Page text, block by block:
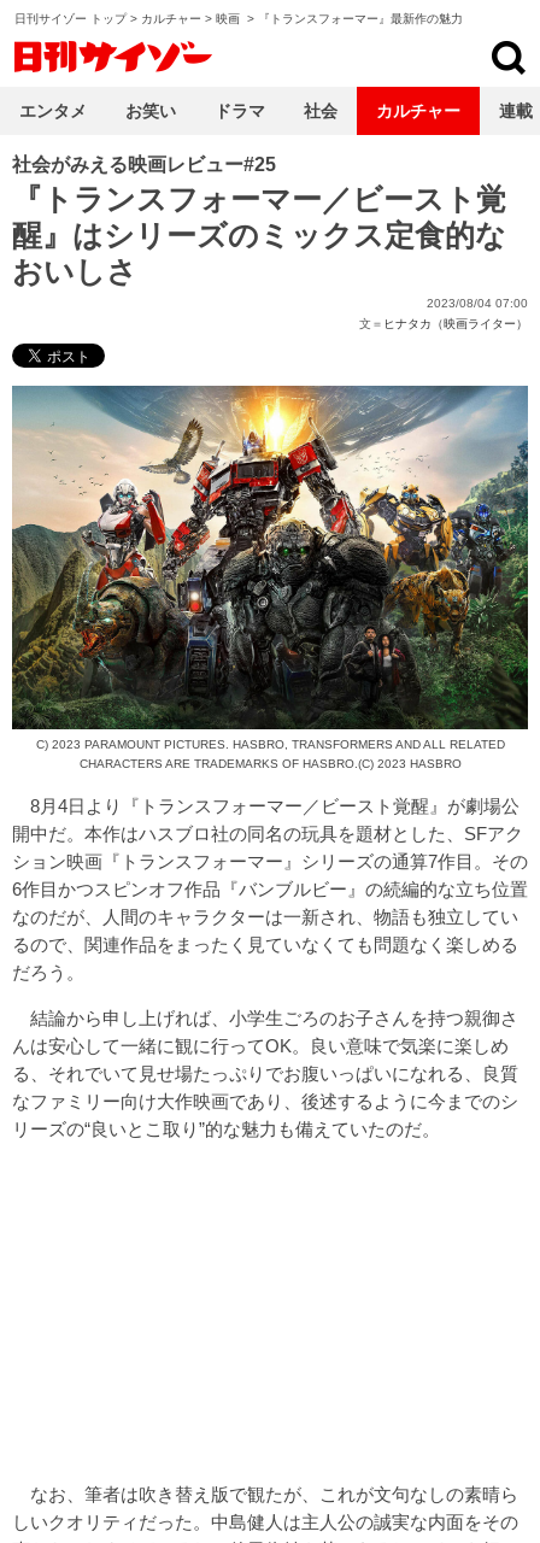
日刊サイゾー トップ> カルチャー > 映画 > 『トランスフォーマー』最新作の魅力
社会がみえる映画レビュー#25
『トランスフォーマー／ビースト覚
醒』はシリーズのミックス定食的な
おいしさ
2023/08/04 07:00
文＝ ヒナタカ（映画ライター）
C) 2023 PARAMOUNT PICTURES. HASBRO, TRANSFORMERS AND ALL RELATED
CHARACTERS ARE TRADEMARKS OF HASBRO.(C) 2023 HASBRO
8月4日より『トランスフォーマー／ビースト覚醒』が劇場公
開中だ。本作はハスブロ社の同名の玩具を題材とした、SFアク
ション映画『トランスフォーマー』シリーズの通算7作目。その
6作目かつスピンオフ作品『バンブルビー』の続編的な立ち位置
なのだが、人間のキャラクターは一新され、物語も独立してい
るので、関連作品をまったく見ていなくても問題なく楽しめる
だろう。
結論から申し上げれば、小学生ごろのお子さんを持つ親御さ
んは安心して一緒に観に行ってOK。良い意味で気楽に楽しめ
る、それでいて見せ場たっぷりでお腹いっぱいになれる、良質
なファミリー向け大作映画であり、後述するように今までのシ
リーズの“良いとこ取り”的な魅力も備えていたのだ。
なお、筆者は吹き替え版で観たが、これが文句なしの素晴ら
しいクオリティだった。中島健人は主人公の誠実な内面をその
エンタメ お笑い ドラマ 社会 カルチャー 連載